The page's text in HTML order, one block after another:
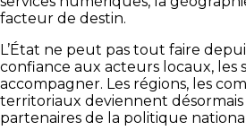
facteur de destin.
L’État ne peut pas tout faire
confiance aux acteurs locaux, les
accompagner. Les régions, les
territoriaux deviennent désormais
partenaires de la politique